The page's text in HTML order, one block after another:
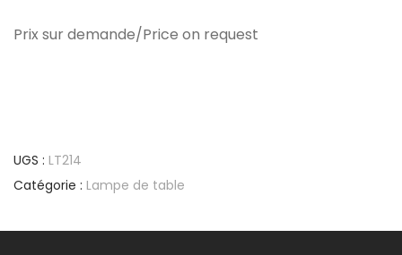
Prix sur demande/Price on request
UGS : LT214
Catégorie : Lampe de table